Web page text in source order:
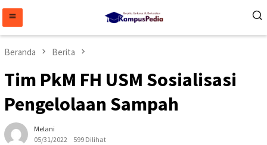
konten
Beranda Berita
Tim PkM FH USM Sosialisasi
Pengelolaan Sampah
Melani
05/31/2022
599 Dilihat